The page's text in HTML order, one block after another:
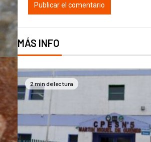
MÁS INFO
2 min de lectura